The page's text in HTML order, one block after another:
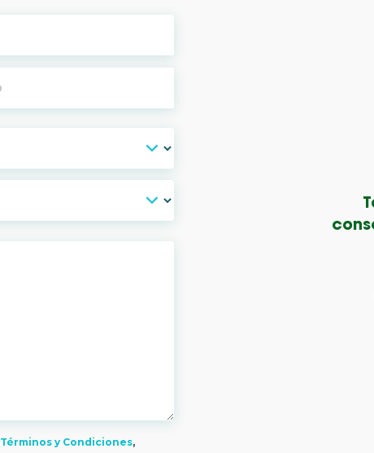
Términos y Condiciones,